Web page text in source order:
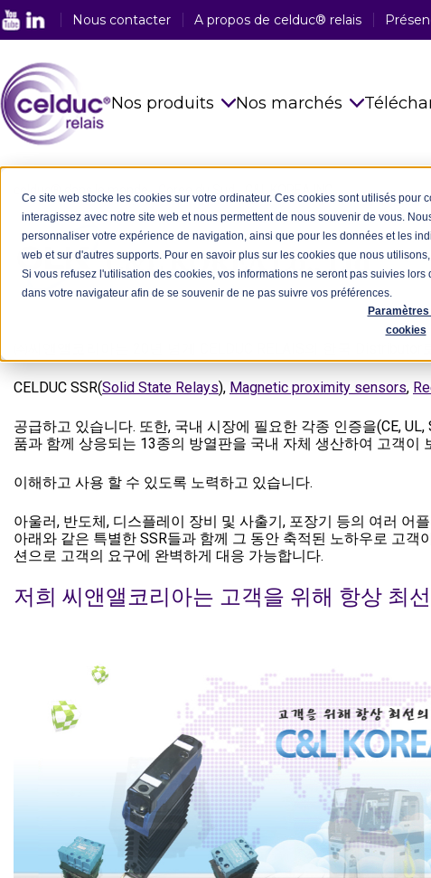
Ce site web stocke les cookies sur votre ordinateur. Ces cookies sont utilisés pour
interagissez avec notre site web et nous permettent de nous souvenir de vous.
personnaliser votre expérience de navigation, ainsi que pour les données et les
web et sur d'autres supports. Pour en savoir plus sur les cookies que nous
Si vous refusez l'utilisation des cookies, vos informations ne seront pas suivies
dans votre navigateur afin de se souvenir de ne pas suivre vos préférences.
Paramètres
cookies
Nous contacter A propos de celduc® relais
Nos produits
Capteurs magnétiques
Relais & Interrupteurs Reed
Solutions intégrées en
électronique de puissance
Nos marchés
Voir tous nos
Alimentaire
Ferroviaire
Plasturgie
Médical
Electronique
CELDUC SSR(Solid State Relays), Magnetic proximity sensors,
공급하고 있습니다. 또한, 국내 시장에 필요한 각종 인증을(CE,
품과 함께 상응되는 13종의 방열판을 국내 자체 생산하여 고객이
이해하고 사용 할 수 있도록 노력하고 있습니다.
아울러, 반도체, 디스플레이 장비 및 사출기, 포장기 등의 여러 어
아래와 같은 특별한 SSR들과 함께 그 동안 축적된 노하우로 고객
션으로 고객의 요구에 완벽하게 대응 가능합니다.
저희 씨앤앨코리아는 고객을 위해 항상 최